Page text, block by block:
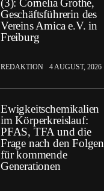
(3): Cornelia Grothe,
Geschäftsführerin des
Vereins Amica e.V. in
Freiburg
REDAKTION 4 AUGUST, 2026
Ewigkeitschemikalien
im Körperkreislauf:
PFAS, TFA und die
Frage nach den Folgen
für kommende
Generationen